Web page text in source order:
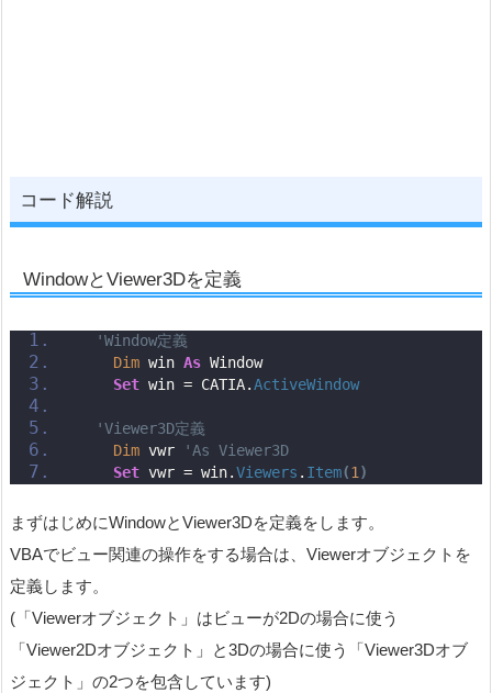
コード解説
WindowとViewer3Dを定義
'Window定義
Dim win As Window
Set win = CATIA.ActiveWindow
'Viewer3D定義
Dim vwr
'As Viewer3D
Set vwr = win.Viewers . Item(1)
まずはじめにWindowとViewer3Dを定義をします。
VBAでビュー関連の操作をする場合は、Viewerオブジェクトを
定義します。
(「Viewerオブジェクト」はビューが2Dの場合に使う
「Viewer2Dオブジェクト」と3Dの場合に使う「Viewer3Dオブ
ジェクト」の2つを包含しています)